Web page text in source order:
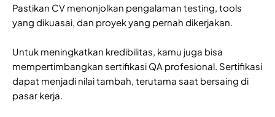
Pastikan CV menonjolkan pengalaman testing, tools
yang dikuasai, dan proyek yang pernah dikerjakan.
Untuk meningkatkan kredibilitas, kamu juga bisa
mempertimbangkan sertifikasi QA profesional. Sertifikasi
dapat menjadi nilai tambah, terutama saat bersaing di
pasar kerja.